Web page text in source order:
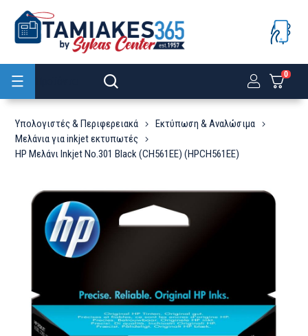
0
Υπολογιστές & Περιφερειακά
Εκτύπωση & Αναλώσιμα
Μελάνια για inkjet εκτυπωτές
HP Μελάνι Inkjet No.301 Black (CH561EE) (HPCH561EE)